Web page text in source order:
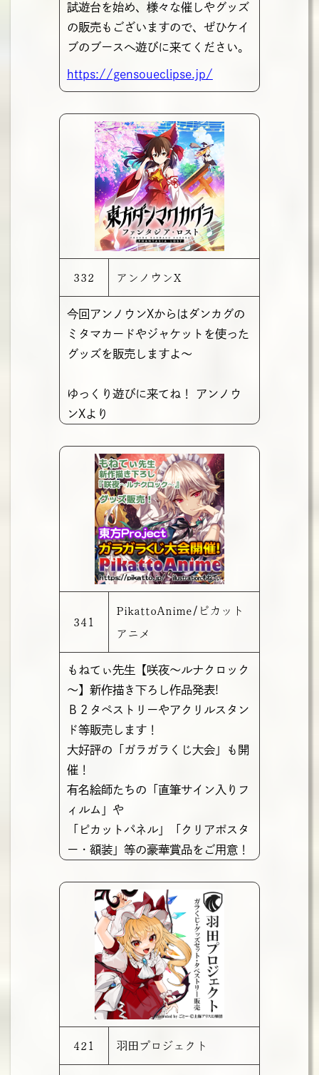
試遊台を始め、様々な催しやグッズ
の販売もございますので、ぜひケイ
ブのブースへ遊びに来てください。
https://gensoueclipse.jp/
332 アンノウンX
今回アンノウンXからはダンカグの
ミタマカードやジャケットを使った
グッズを販売しますよ～
ゆっくり遊びに来てね！ アンノウ
ンXより
341
PikattoAnime/ピカット
アニメ
もねてぃ先生【咲夜～ルナクロック
～】新作描き下ろし作品発表!
Ｂ２タペストリーやアクリルスタン
ド等販売します！
大好評の「ガラガラくじ大会」も開
催！
有名絵師たちの「直筆サイン入りフ
ィルム」や
「ピカットパネル」「クリアポスタ
ー・額装」等の豪華賞品をご用意！
421 羽田プロジェクト